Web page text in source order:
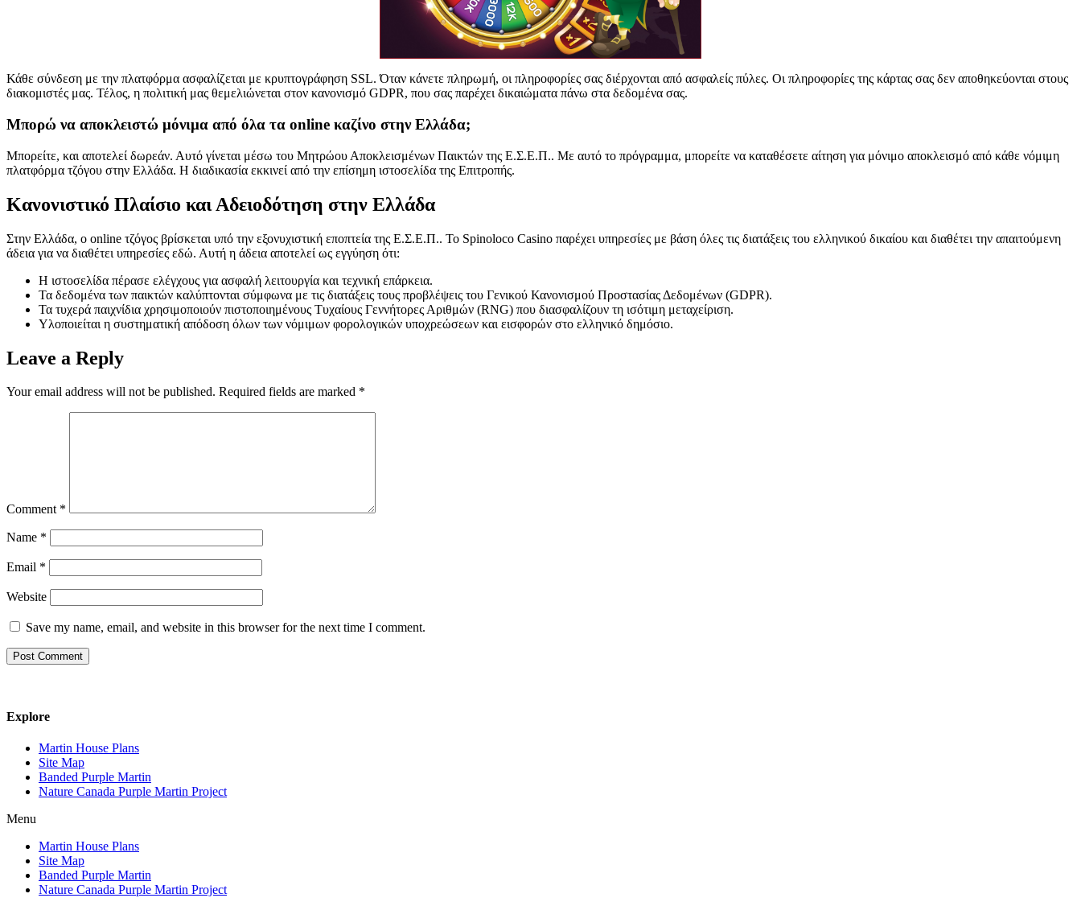
Κάθε σύνδεση με την πλατφόρμα ασφαλίζεται με κρυπτογράφηση SSL. Όταν κάνετε πληρωμή, οι πληροφορίες σας διέρχονται από ασφαλείς πύλες. Οι πληροφορίες της κάρτας σας δεν αποθηκεύονται στους
διακομιστές μας. Τέλος, η πολιτική μας θεμελιώνεται στον κανονισμό GDPR, που σας παρέχει δικαιώματα πάνω στα δεδομένα σας.
Μπορώ να αποκλειστώ μόνιμα από όλα τα online καζίνο στην Ελλάδα;
Μπορείτε, και αποτελεί δωρεάν. Αυτό γίνεται μέσω του Μητρώου Αποκλεισμένων Παικτών της Ε.Σ.Ε.Π.. Με αυτό το πρόγραμμα, μπορείτε να καταθέσετε αίτηση για μόνιμο αποκλεισμό από κάθε νόμιμη
πλατφόρμα τζόγου στην Ελλάδα. Η διαδικασία εκκινεί από την επίσημη ιστοσελίδα της Επιτροπής.
Κανονιστικό Πλαίσιο και Αδειοδότηση στην Ελλάδα
Στην Ελλάδα, ο online τζόγος βρίσκεται υπό την εξονυχιστική εποπτεία της Ε.Σ.Ε.Π.. Το Spinoloco Casino παρέχει υπηρεσίες με βάση όλες τις διατάξεις του ελληνικού δικαίου και διαθέτει την απαιτούμενη
άδεια για να διαθέτει υπηρεσίες εδώ. Αυτή η άδεια αποτελεί ως εγγύηση ότι:
Η ιστοσελίδα πέρασε ελέγχους για ασφαλή λειτουργία και τεχνική επάρκεια.
Τα δεδομένα των παικτών καλύπτονται σύμφωνα με τις διατάξεις τους προβλέψεις του Γενικού Κανονισμού Προστασίας Δεδομένων (GDPR).
Τα τυχερά παιχνίδια χρησιμοποιούν πιστοποιημένους Τυχαίους Γεννήτορες Αριθμών (RNG) που διασφαλίζουν τη ισότιμη μεταχείριση.
Υλοποιείται η συστηματική απόδοση όλων των νόμιμων φορολογικών υποχρεώσεων και εισφορών στο ελληνικό δημόσιο.
Leave a Reply
Your email address will not be published. Required fields are marked *
Comment *
Name *
Email *
Website
Save my name, email, and website in this browser for the next time I comment.
Explore
Martin House Plans
Site Map
Banded Purple Martin
Nature Canada Purple Martin Project
Menu
Martin House Plans
Site Map
Banded Purple Martin
Nature Canada Purple Martin Project